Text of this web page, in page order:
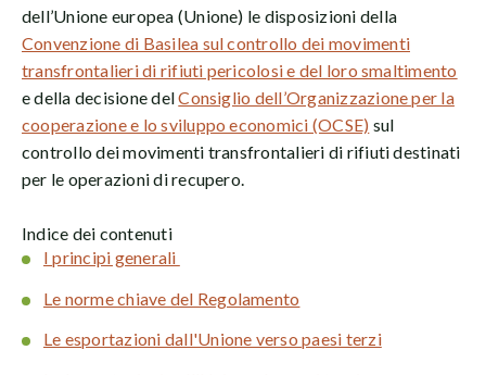
dell’Unione europea (Unione) le disposizioni della
Convenzione di Basilea sul controllo dei movimenti
transfrontalieri di rifiuti pericolosi e del loro smaltimento
e della decisione delConsiglio dell’Organizzazione per la
cooperazione e lo sviluppo economici (OCSE) sul
controllo dei movimenti transfrontalieri di rifiuti destinati
per le operazioni di recupero.
Indice dei contenuti
I principi generali
Le norme chiave del Regolamento
Le esportazioni dall'Unione verso paesi terzi